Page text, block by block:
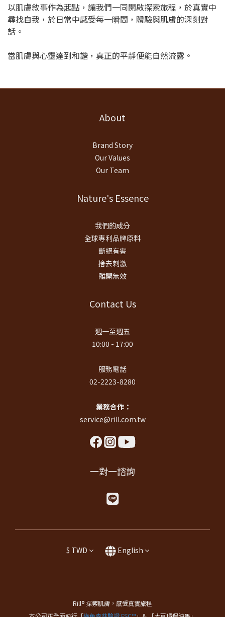
以肌膚敘事作為起點，讓我們一同開啟探索旅程，於真實中
尋找自我，於日常中感受每一瞬間，體驗與肌膚的深刻對
話。
當肌膚與心靈達到和諧，真正的平靜便能自然流露。
About
Brand Story
Our Values
Our Team
Nature's Essence
我們的成分
全球專利品牌原料
斷絕有害
捨去刺激
離開無效
Contact Us
週一至週五
10:00 - 17:00
服務電話
02-2223-8280
業務合作：
service@rill.com.tw
一對一諮詢
$ TWD English
Rill® 探索肌膚，感受真實旅程